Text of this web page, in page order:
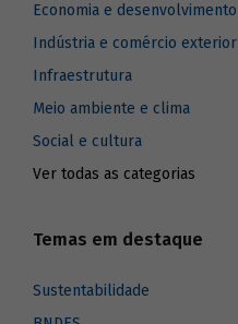
Economia e desenvolvimento
Indústria e comércio exterior
Infraestrutura
Meio ambiente e clima
Social e cultura
Ver todas as categorias
Temas em destaque
Sustentabilidade